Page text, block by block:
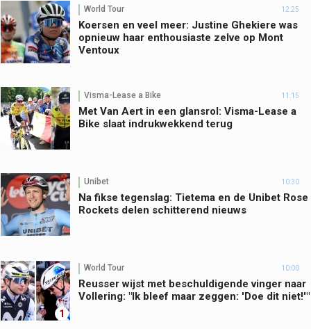
World Tour 12:25
Koersen en veel meer: Justine Ghekiere was
opnieuw haar enthousiaste zelve op Mont
Ventoux
Visma-Lease a Bike 11:15
Met Van Aert in een glansrol: Visma-Lease a
Bike slaat indrukwekkend terug
Unibet 10:30
Na fikse tegenslag: Tietema en de Unibet Rose
Rockets delen schitterend nieuws
1
World Tour 10:00
Reusser wijst met beschuldigende vinger naar
Vollering: "Ik bleef maar zeggen: 'Doe dit niet!'"